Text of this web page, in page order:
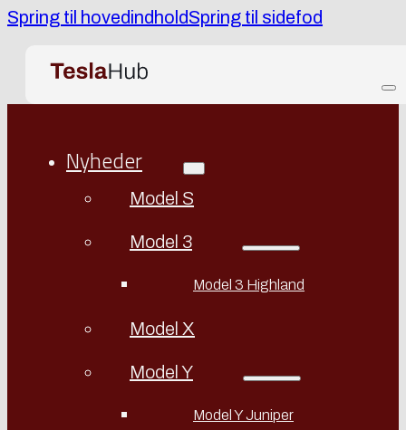
Spring til hovedindholdSpring til sidefod
Nyheder
Model S
Model 3
Model 3 Highland
Model X
Model Y
Model Y Juniper